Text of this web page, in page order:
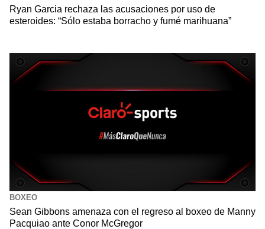
Ryan Garcia rechaza las acusaciones por uso de
esteroides: “Sólo estaba borracho y fumé marihuana”
BOXEO
Sean Gibbons amenaza con el regreso al boxeo de Manny
Pacquiao ante Conor McGregor